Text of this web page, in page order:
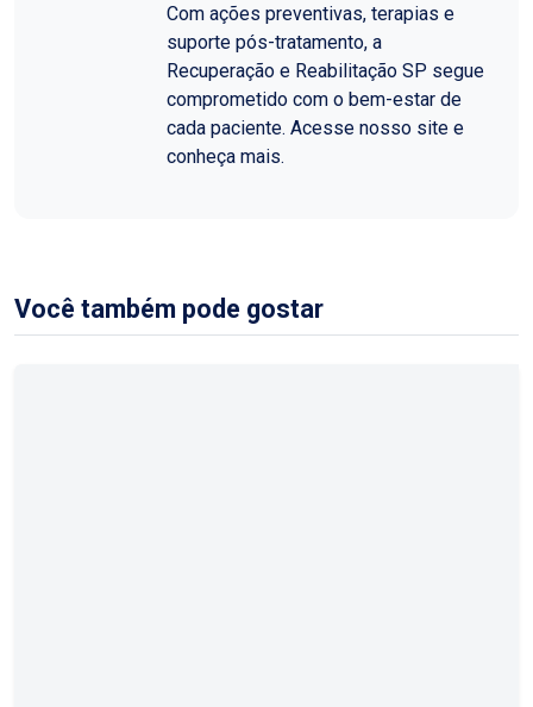
Com ações preventivas, terapias e
suporte pós-tratamento, a
Recuperação e Reabilitação SP segue
comprometido com o bem-estar de
cada paciente. Acesse nosso site e
conheça mais.
Você também pode gostar